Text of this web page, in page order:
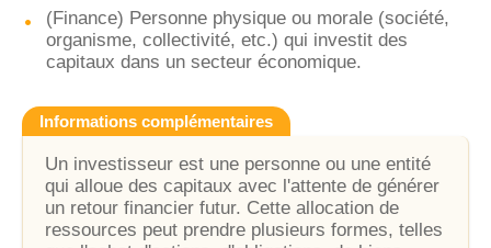
(Finance) Personne physique ou morale (société,
organisme, collectivité, etc.) qui investit des
capitaux dans un secteur économique.
Informations complémentaires
Un investisseur est une personne ou une entité
qui alloue des capitaux avec l'attente de générer
un retour financier futur. Cette allocation de
ressources peut prendre plusieurs formes, telles